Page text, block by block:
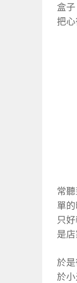
盒
把心
常
單
只
是
於
於